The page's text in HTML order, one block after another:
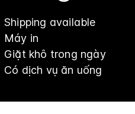
Shipping available
Máy in
Giặt khô trong ngày
Có dịch vụ ăn uống